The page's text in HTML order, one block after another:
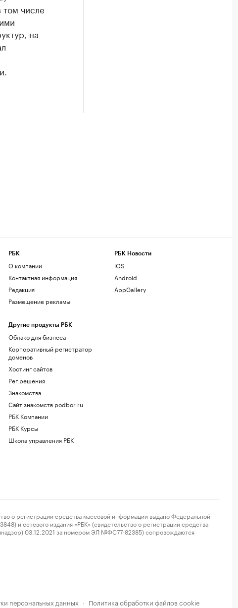
том числе
на
РБК
О компании
Контактная информация
Редакция
Размещение рекламы
Другие продукты РБК
Облако для бизнеса
Корпоративный регистратор
доменов
Хостинг сайтов
Рег.решения
Знакомства
Сайт знакомств podbor.ru
РБК Компании
РБК Курсы
Школа управления РБК
РБК Новости
iOS
Android
AppGallery
регистрации средства массовой информации выдано Федеральной
и сетевого издания «РБК» (свидетельство о регистрации средства
03.12.2021 за номером ЭЛ №ФС77-82385) сопровождаются
персональных данных · Политика обработки файлов cookie